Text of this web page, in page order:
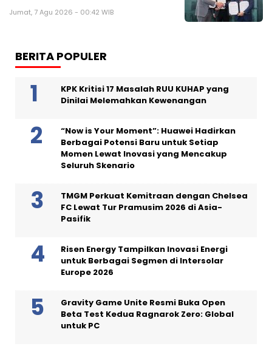
Jumat, 7 Agu 2026 - 00:42 WIB
BERITA POPULER
KPK Kritisi 17 Masalah RUU KUHAP yang
Dinilai Melemahkan Kewenangan
“Now is Your Moment”: Huawei Hadirkan
Berbagai Potensi Baru untuk Setiap
Momen Lewat Inovasi yang Mencakup
Seluruh Skenario
TMGM Perkuat Kemitraan dengan Chelsea
FC Lewat Tur Pramusim 2026 di Asia-
Pasifik
Risen Energy Tampilkan Inovasi Energi
untuk Berbagai Segmen di Intersolar
Europe 2026
Gravity Game Unite Resmi Buka Open
Beta Test Kedua Ragnarok Zero: Global
untuk PC